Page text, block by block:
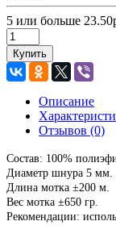
5 или больше
Купить
Описание
Отзывов (0)
Состав: 100%
Диаметр шнура 5 мм.
Длина мотка ±200 м.
Вес мотка ±650 гр.
Рекомендации: